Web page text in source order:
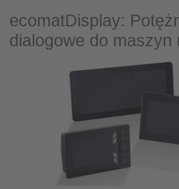
ecomatDisplay:
dialogowe do maszyn